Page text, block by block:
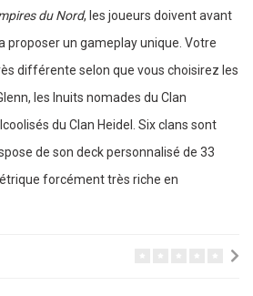
du Nord, les joueurs doivent avant
proposer un gameplay unique. Votre
différente selon que vous choisirez les
les Inuits nomades du Clan
du Clan Heidel. Six clans sont
de son deck personnalisé de 33
forcément très riche en